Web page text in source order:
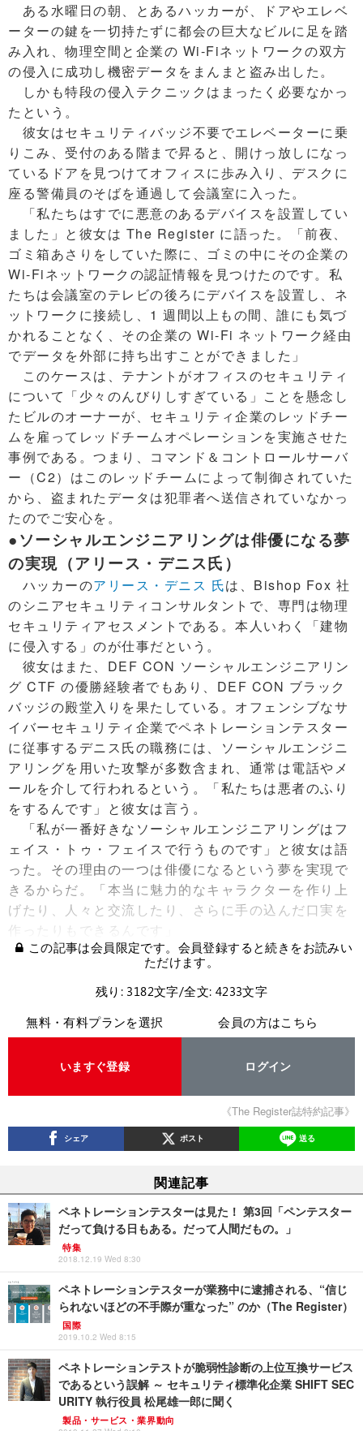
ある水曜日の朝、とあるハッカーが、ドアやエレベ
ーターの鍵を一切持たずに都会の巨大なビルに足を踏
み入れ、物理空間と企業の Wi-Fiネットワークの双方
の侵入に成功し機密データをまんまと盗み出した。
しかも特段の侵入テクニックはまったく必要なかっ
たという。
彼女はセキュリティバッジ不要でエレベーターに乗
りこみ、受付のある階まで昇ると、開けっ放しになっ
ているドアを見つけてオフィスに歩み入り、デスクに
座る警備員のそばを通過して会議室に入った。
「私たちはすでに悪意のあるデバイスを設置してい
ました」と彼女は The Register に語った。「前夜、
ゴミ箱あさりをしていた際に、ゴミの中にその企業の
Wi-Fiネットワークの認証情報を見つけたのです。私
たちは会議室のテレビの後ろにデバイスを設置し、ネ
ットワークに接続し、1 週間以上もの間、誰にも気づ
かれることなく、その企業の Wi-Fi ネットワーク経由
でデータを外部に持ち出すことができました」
このケースは、テナントがオフィスのセキュリティ
について「少々のんびりしすぎている」ことを懸念し
たビルのオーナーが、セキュリティ企業のレッドチー
ムを雇ってレッドチームオペレーションを実施させた
事例である。つまり、コマンド＆コントロールサーバ
ー（C2）はこのレッドチームによって制御されていた
から、盗まれたデータは犯罪者へ送信されていなかっ
たのでご安心を。
●ソーシャルエンジニアリングは俳優になる夢
の実現（アリース・デニス氏）
ハッカーのアリース・デニス 氏は、Bishop Fox 社
のシニアセキュリティコンサルタントで、専門は物理
セキュリティアセスメントである。本人いわく「建物
に侵入する」のが仕事だという。
彼女はまた、DEF CON ソーシャルエンジニアリン
グ CTF の優勝経験者でもあり、DEF CON ブラック
バッジの殿堂入りを果たしている。オフェンシブなサ
イバーセキュリティ企業でペネトレーションテスター
に従事するデニス氏の職務には、ソーシャルエンジニ
アリングを用いた攻撃が多数含まれ、通常は電話やメ
ールを介して行われるという。「私たちは悪者のふり
をするんです」と彼女は言う。
「私が一番好きなソーシャルエンジニアリングはフ
ェイス・トゥ・フェイスで行うものです」と彼女は語
った。その理由の一つは俳優になるという夢を実現で
きるからだ。「本当に魅力的なキャラクターを作り上
げたり、人々と交流したり、さらに手の込んだ口実を
作ったりもできるんです」
この記事は会員限定です。会員登録すると続きをお読みい
ただけます。
残り: 3182文字/全文: 4233文字
無料・有料プランを選択
いますぐ登録
会員の方はこちら
ログイン
《The Register誌特約記事》
シェア ポスト 送る
関連記事
ペネトレーションテスターは見た！ 第3回「ペンテスター
だって負ける日もある。だって人間だもの。」
特集
2018.12.19 Wed 8:30
ペネトレーションテスターが業務中に逮捕される、“信じ
られないほどの不手際が重なった” のか（The Register）
国際
2019.10.2 Wed 8:15
ペネトレーションテストが脆弱性診断の上位互換サービス
であるという誤解 ～ セキュリティ標準化企業 SHIFT SEC
URITY 執行役員 松尾雄一郎に聞く
製品・サービス・業界動向